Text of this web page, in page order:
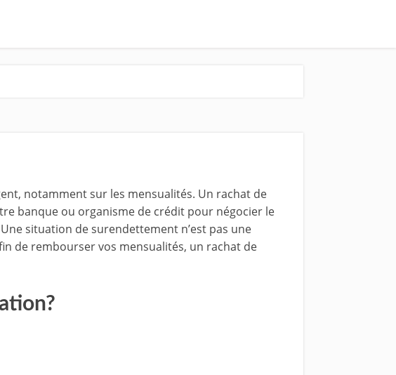
notamment sur les mensualités. Un rachat de
banque ou organisme de crédit pour négocier le
situation de surendettement n’est pas une
de rembourser vos mensualités, un rachat de